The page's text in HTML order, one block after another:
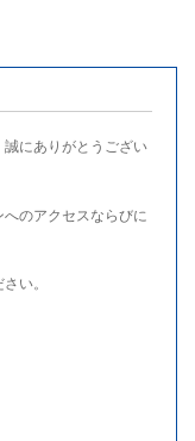
にありがとうござい
のアクセスならびに
い。